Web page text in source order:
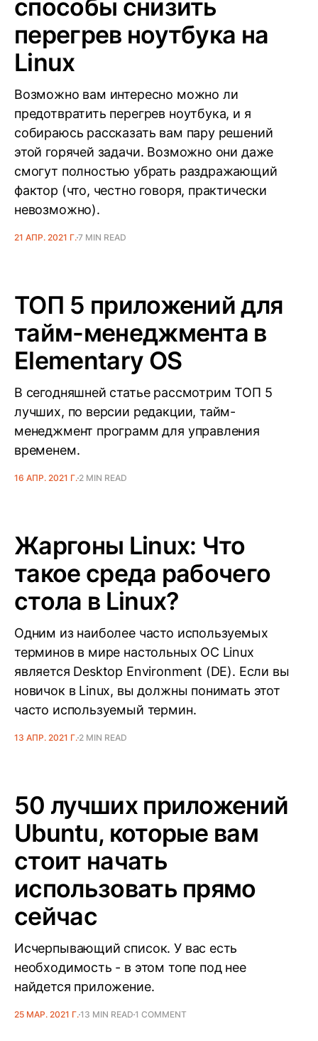
способы снизить
перегрев ноутбука на
Linux
Возможно вам интересно можно ли
предотвратить перегрев ноутбука, и я
собираюсь рассказать вам пару решений
этой горячей задачи. Возможно они даже
смогут полностью убрать раздражающий
фактор (что, честно говоря, практически
невозможно).
21 АПР. 2021 Г.7 MIN READ
ТОП 5 приложений для
тайм-менеджмента в
Elementary OS
В сегодняшней статье рассмотрим ТОП 5
лучших, по версии редакции, тайм-
менеджмент программ для управления
временем.
16 АПР. 2021 Г. 2 MIN READ
Жаргоны Linux: Что
такое среда рабочего
стола в Linux?
Одним из наиболее часто используемых
терминов в мире настольных ОС Linux
является Desktop Environment (DE). Если вы
новичок в Linux, вы должны понимать этот
часто используемый термин.
13 АПР. 2021 Г. 2 MIN READ
50 лучших приложений
Ubuntu, которые вам
стоит начать
использовать прямо
сейчас
Исчерпывающий список. У вас есть
необходимость - в этом топе под нее
найдется приложение.
25 МАР. 2021 Г.13 MIN READ 1 COMMENT